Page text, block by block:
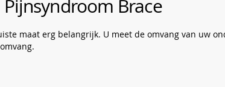
Brace
maat erg belangrijk. U meet de omvang van uw